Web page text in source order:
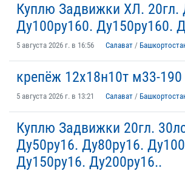
Куплю Задвижки ХЛ. 20гл.
Ду100ру160. Ду150ру160.
5 августа 2026 г. в 16:56 Салават /
крепёж 12х18н10т м33-
5 августа 2026 г. в 13:21 Салават /
Куплю Задвижки 20гл.
Ду50ру16. Ду80ру16.
Ду150ру16. Ду200ру16..